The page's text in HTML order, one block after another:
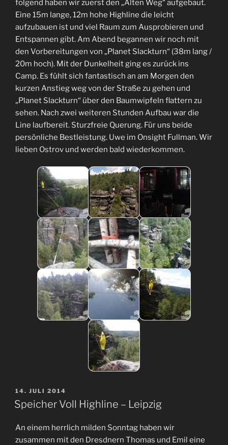
folgend haben wir zuerst den „Alten Weg“ aufgebaut.
Eine 15m lange, 12m hohe Highline die leicht
aufzubauen ist und viel Raum zum Ausprobieren und
Entspannen gibt. Am Abend begannen wir noch mit
den Vorbereitungen von „Planet Slackturn“ (38m lang /
20m hoch). Mit der Dunkelheit ging es zurück ins
Camp. Es fühlt sich fantastisch an am Morgen den
kurzen Anstieg weg von der Straße zu gehen und
„Planet Slackturn“ über den Baumwipfeln flattern zu
sehen. Nach zwei weiteren Stunden Aufbau war die
Line laufbereit. Sturzfreie Querung. Für uns beide
persönliche Bestleistung. Uwe im Onsight Fullman. Wir
lieben Ostrov und werden bald wiederkommen.
VERÖFFENTLICHT
AM
14. JULI 2014
Speicher Voll Highline – Leipzig
An einem herrlich milden Sonntag haben wir
zusammen mit den Dresdnern Thomas und Emil eine